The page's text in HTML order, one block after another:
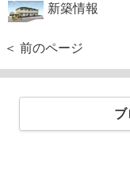
新築情報
＜ 前のページ
ブ